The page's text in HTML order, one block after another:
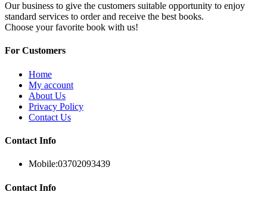
Our business to give the customers suitable opportunity to enjoy
standard services to order and receive the best books.
Choose your favorite book with us!
For Customers
Home
My account
About Us
Privacy Policy
Contact Us
Contact Info
Mobile:03702093439
Contact Info